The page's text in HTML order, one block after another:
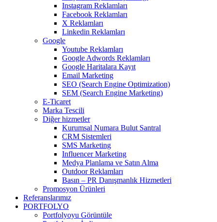
Instagram Reklamları
Facebook Reklamları
X Reklamları
Linkedin Reklamları
Google
Youtube Reklamları
Google Adwords Reklamları
Google Haritalara Kayıt
Email Marketing
SEO (Search Engine Optimization)
SEM (Search Engine Marketing)
E-Ticaret
Marka Tescili
Diğer hizmetler
Kurumsal Numara Bulut Santral
CRM Sistemleri
SMS Marketing
Influencer Marketing
Medya Planlama ve Satın Alma
Outdoor Reklamları
Basın – PR Danışmanlık Hizmetleri
Promosyon Ürünleri
Referanslarımız
PORTFOLYO
Portfolyoyu Görüntüle